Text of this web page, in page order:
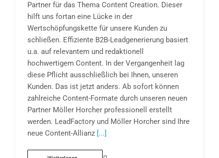
Partner für das Thema Content Creation. Dieser
hilft uns fortan eine Lücke in der
Wertschöpfungskette für unsere Kunden zu
schließen. Effiziente B2B-Leadgenerierung basiert
u.a. auf relevantem und redaktionell
hochwertigem Content. In der Vergangenheit lag
diese Pflicht ausschließlich bei Ihnen, unseren
Kunden. Das ist jetzt anders. Ab sofort können
zahlreiche Content-Formate durch unseren neuen
Partner Möller Horcher professionell erstellt
werden. LeadFactory und Möller Horcher sind Ihre
neue Content-Allianz [...]